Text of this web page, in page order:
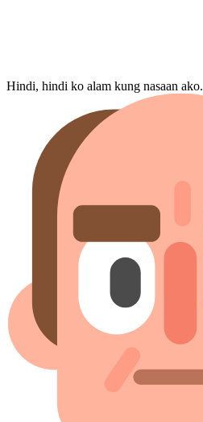
Hindi, hindi ko alam kung nasaan ako.